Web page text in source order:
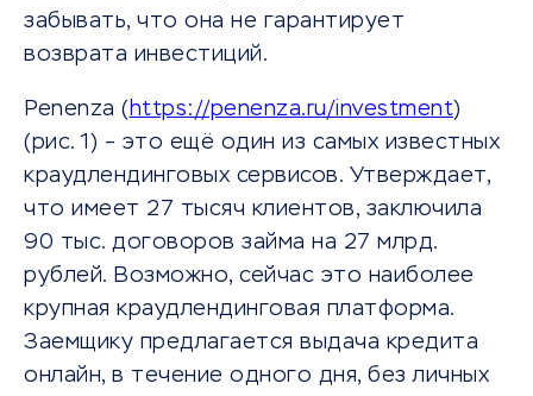
забывать, что она не гарантирует
возврата инвестиций.
Penenza ( https://penenza.ru/investment)
(рис. 1) – это ещё один из самых известных
краудлендинговых сервисов. Утверждает,
что имеет 27 тысяч клиентов, заключила
90 тыс. договоров займа на 27 млрд.
рублей. Возможно, сейчас это наиболее
крупная краудлендинговая платформа.
Заемщику предлагается выдача кредита
онлайн, в течение одного дня, без личных